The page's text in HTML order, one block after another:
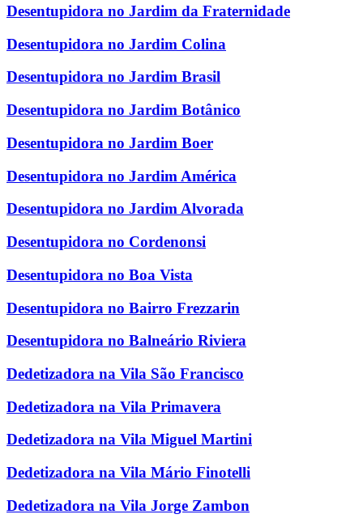
Desentupidora no Jardim da Fraternidade
Desentupidora no Jardim Colina
Desentupidora no Jardim Brasil
Desentupidora no Jardim Botânico
Desentupidora no Jardim Boer
Desentupidora no Jardim América
Desentupidora no Jardim Alvorada
Desentupidora no Cordenonsi
Desentupidora no Boa Vista
Desentupidora no Bairro Frezzarin
Desentupidora no Balneário Riviera
Dedetizadora na Vila São Francisco
Dedetizadora na Vila Primavera
Dedetizadora na Vila Miguel Martini
Dedetizadora na Vila Mário Finotelli
Dedetizadora na Vila Jorge Zambon